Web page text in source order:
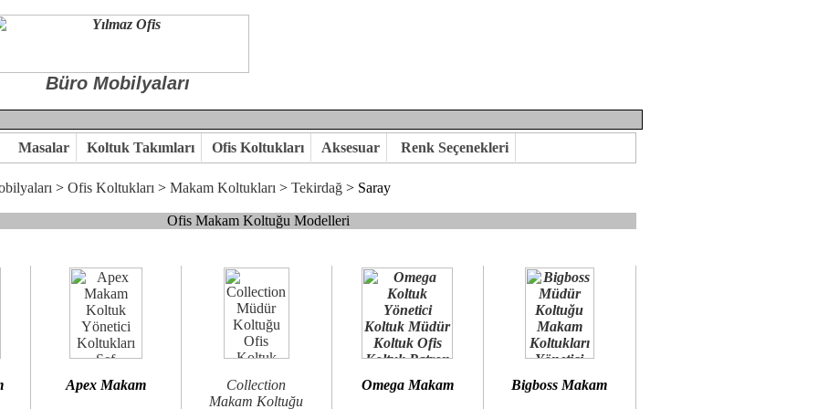
Büro Mobilyaları
kaliteye önem veriyorsanız,makam koltuk modellerimizi incelemenizi öneririz.
goldsit ve modern makam koltukları hayal ettiğiniz özgün ofis ortamına kavuşabilirsiniz.
birlikte karar verelim.
Büro Mobilya
Masalar Koltuk Takımları Ofis Koltukları Aksesuar Renk Seçenekleri
> Ofis Koltukları > Makam Koltukları > Tekirdağ> Saray
Ofis Makam Koltuğu Modelleri
Apex Makam
Collection
Makam Koltuğu
Omega Makam Bigboss Makam